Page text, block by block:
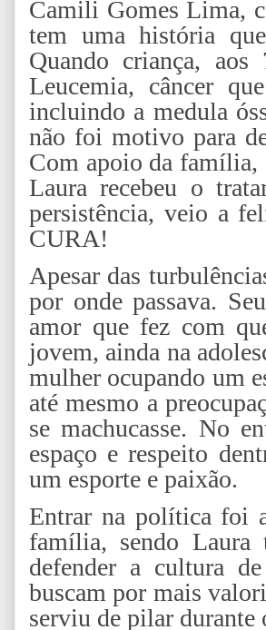
Camili Gomes Lima,
tem uma história
Quando criança,
Leucemia, câncer
incluindo a medula
não foi motivo para
Com apoio da família,
Laura recebeu o
persistência, veio a
CURA!
Apesar das
por onde passava.
amor que fez com
jovem, ainda na
mulher ocupando um
até mesmo a
se machucasse. No
espaço e respeito
um esporte e paixão.
Entrar na política foi
família, sendo
defender a cultura
buscam por mais
serviu de pilar durante